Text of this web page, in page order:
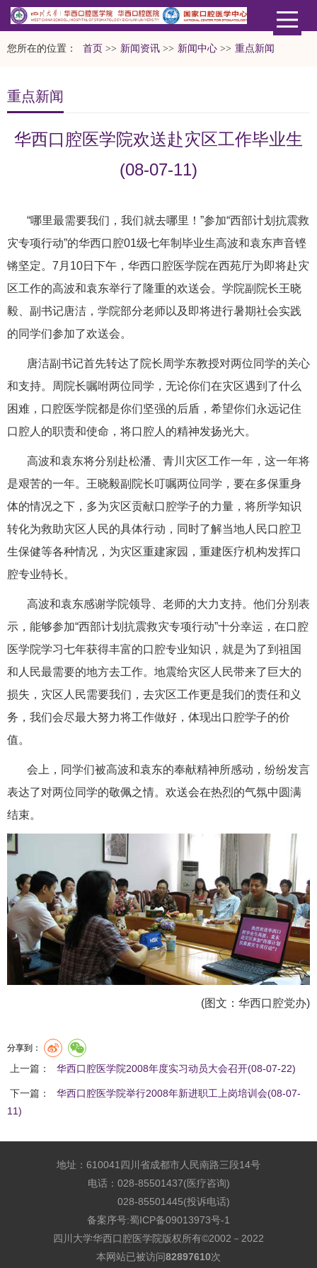
您所在的位置： 首页 >> 新闻资讯 >> 新闻中心 >> 重点新闻
重点新闻
华西口腔医学院欢送赴灾区工作毕业生
(08-07-11)
“哪里最需要我们，我们就去哪里！”参加“西部计划抗震救
灾专项行动”的华西口腔01级七年制毕业生高波和袁东声音铿
锵坚定。7月10日下午，华西口腔医学院在西苑厅为即将赴灾
区工作的高波和袁东举行了隆重的欢送会。学院副院长王晓
毅、副书记唐洁，学院部分老师以及即将进行暑期社会实践
的同学们参加了欢送会。
唐洁副书记首先转达了院长周学东教授对两位同学的关心
和支持。周院长嘱咐两位同学，无论你们在灾区遇到了什么
困难，口腔医学院都是你们坚强的后盾，希望你们永远记住
口腔人的职责和使命，将口腔人的精神发扬光大。
高波和袁东将分别赴松潘、青川灾区工作一年，这一年将
是艰苦的一年。王晓毅副院长叮嘱两位同学，要在多保重身
体的情况之下，多为灾区贡献口腔学子的力量，将所学知识
转化为救助灾区人民的具体行动，同时了解当地人民口腔卫
生保健等各种情况，为灾区重建家园，重建医疗机构发挥口
腔专业特长。
高波和袁东感谢学院领导、老师的大力支持。他们分别表
示，能够参加“西部计划抗震救灾专项行动”十分幸运，在口腔
医学院学习七年获得丰富的口腔专业知识，就是为了到祖国
和人民最需要的地方去工作。地震给灾区人民带来了巨大的
损失，灾区人民需要我们，去灾区工作更是我们的责任和义
务，我们会尽最大努力将工作做好，体现出口腔学子的价
值。
会上，同学们被高波和袁东的奉献精神所感动，纷纷发言
表达了对两位同学的敬佩之情。欢送会在热烈的气氛中圆满
结束。
(图文：华西口腔党办)
分享到：
上一篇： 华西口腔医学院2008年度实习动员大会召开(08-07-22)
下一篇：
华西口腔医学院举行2008年新进职工上岗培训会(08-07-
11)
地址：610041四川省成都市人民南路三段14号
电话：028-85501437(医疗咨询)
028-85501445(投诉电话)
备案序号:蜀ICP备09013973号-1
四川大学华西口腔医学院版权所有©2002－2022
本网站已被访问82897610次